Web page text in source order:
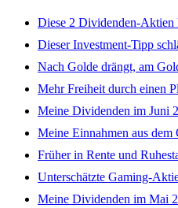
Diese 2 Dividenden-
Dieser Investment-Tipp
Nach Golde drängt, am
Mehr Freiheit durch einen
Meine Dividenden im Juni
Meine Einnahmen aus
Früher in Rente und
Unterschätzte Gaming-
Meine Dividenden im Mai